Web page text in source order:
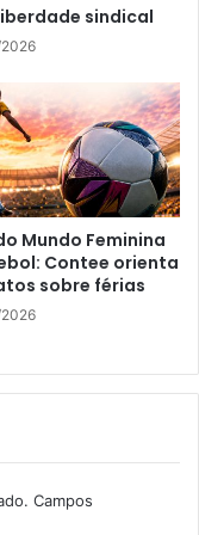
sindical
Mundo Feminina
Contee orienta
sobre férias
Campos